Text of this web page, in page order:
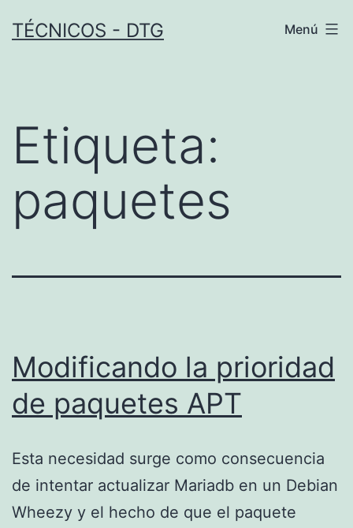
TÉCNICOS - DTG Menú
Etiqueta:
paquetes
Modificando la prioridad
de paquetes APT
Esta necesidad surge como consecuencia
de intentar actualizar Mariadb en un Debian
Wheezy y el hecho de que el paquete